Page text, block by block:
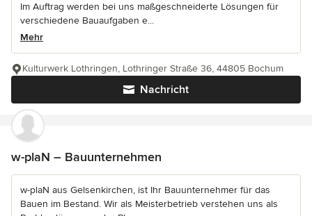
Im Auftrag werden bei uns maßgeschneiderte Lösungen für
verschiedene Bauaufgaben e...
Mehr
Nachricht
Kulturwerk Lothringen, Lothringer Straße 36, 44805 Bochum
w-plaN – Bauunternehmen
w-plaN aus Gelsenkirchen, ist Ihr Bauunternehmer für das
Bauen im Bestand. Wir als Meisterbetrieb verstehen uns als